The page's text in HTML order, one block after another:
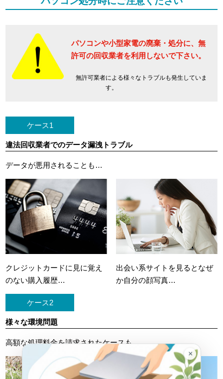
パソコンや小型家電の廃棄・処分に、 無
許可の回収業者を利用しないで下さい。
無許可業者による様々なトラブルも発生していま
す。
ケース1
違法回収業者でのデータ漏洩トラブル
データが悪用されることも…
クレジットカードに 見に覚え
のない購入履歴…
出会い系サイトを見ると なぜ
か自分の顔写真…
ケース2
様々な環境問題
高額な処理料金を請求されたケースも…
×